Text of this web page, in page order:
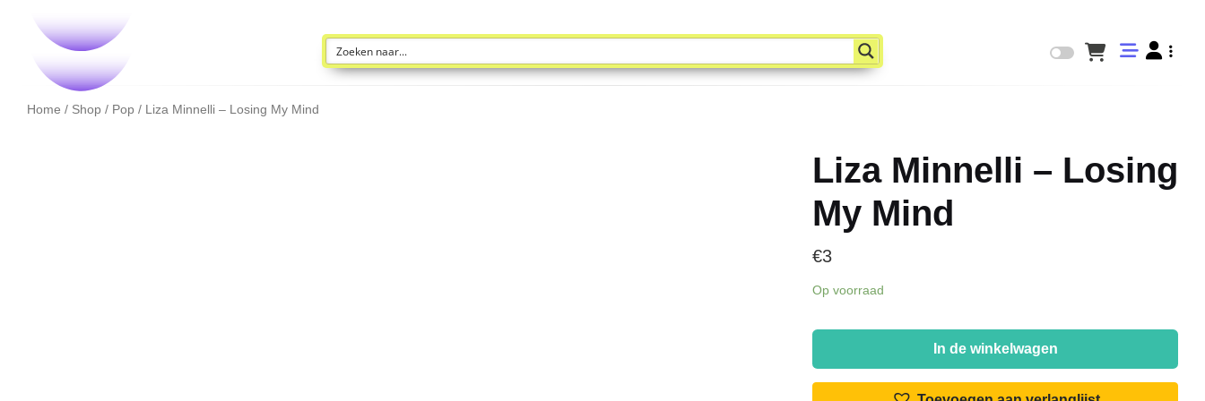
Home / Shop / Pop / Liza Minnelli – Losing My Mind
Liza Minnelli – Losing
My Mind
€3
Op voorraad
-
In de winkelwagen